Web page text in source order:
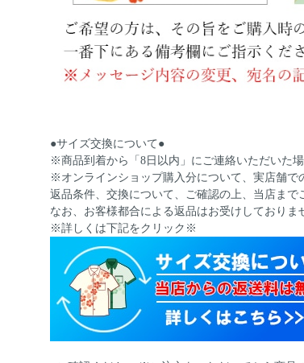
●サイズ交換について●
※商品到着から「8日以内」にご連絡いただいた
※オンラインショップ購入分について、実店舗で
返品条件、交換について、ご確認の上、当店まで
なお、お客様都合による返品はお受けしておりま
※詳しくは下記をクリック※